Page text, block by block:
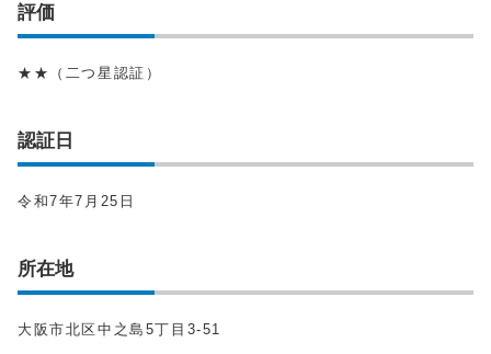
評価
★★（二つ星認証）
認証日
令和7年7月25日
所在地
大阪市北区中之島5丁目3-51